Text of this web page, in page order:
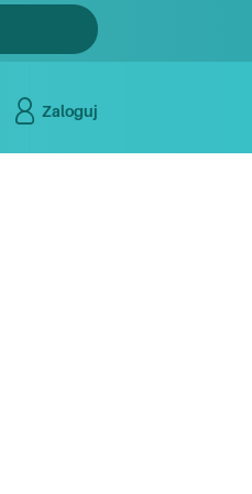
Zaloguj